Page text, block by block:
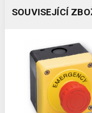
SOUVISEJÍCÍ